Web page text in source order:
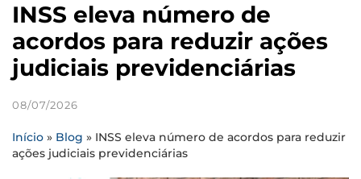
INSS eleva número de
acordos para reduzir ações
judiciais previdenciárias
08/07/2026
Início » Blog » INSS eleva número de acordos para reduzir
ações judiciais previdenciárias